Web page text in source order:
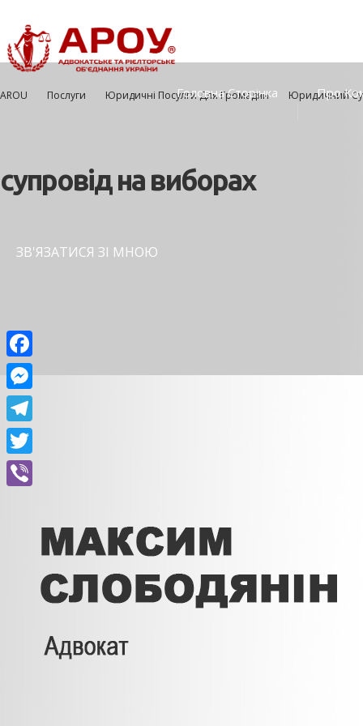
Головна Сторінка Про
AROU Послуги Юридичні Посулги Для Громадян Юридичний
супровід на виборах
ЗВ'ЯЗАТИСЯ ЗІ МНОЮ
Facebook
Messenger
Telegram
Twitter